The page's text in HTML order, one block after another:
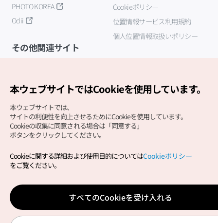
PHOTO KOREA
Odii
Cookieポリシー
位置情報サービス利用規約
個人位置情報取扱いポリシー
その他関連サイト
Copyright (c) Korea Tourism Organization All Rights
サイトエラー報告公式メール
japanese@knto.or.kr
本ウェブサイトではCookieを使用しています。
本ウェブサイトでは、
サイトの利便性を向上させるためにCookieを使用しています。
Cookieの収集に同意される場合は「同意する」
ボタンをクリックしてください。
Cookieに関する詳細および使用目的についてはCookieポリシー
をご覧ください。
すべてのCookieを受け入れる